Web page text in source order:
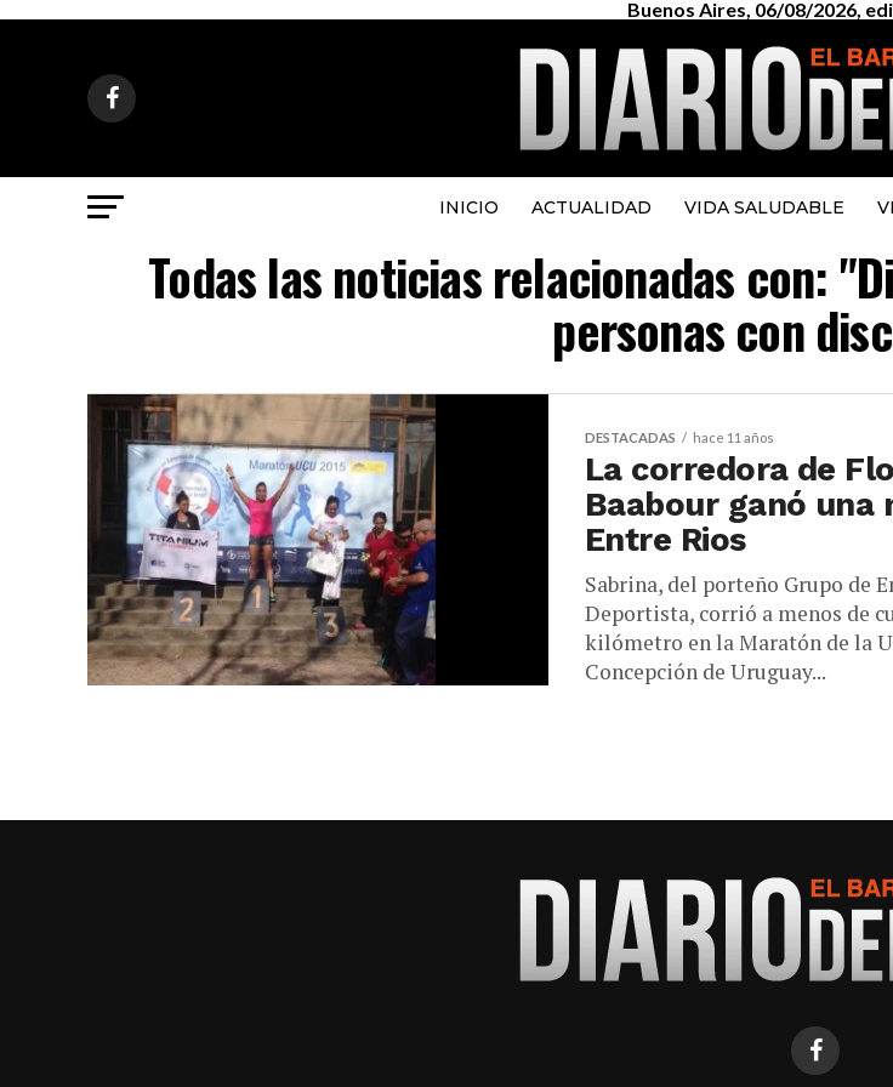
Buenos Aires, 06/08/2026,
INICIO ACTUALIDAD VIDA SALUDABLE
Todas las noticias relacionadas con:
personas con
DESTACADAS hace 11 años
La corredora de
Baabour ganó una
Entre Rios
Sabrina, del porteño Grupo de
Deportista, corrió a menos de
kilómetro en la Maratón de la
Concepción de Uruguay...